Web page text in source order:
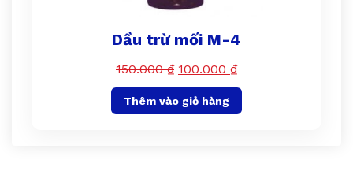
Dầu trừ mối M-4
150.000₫ 100.000 ₫
Thêm vào giỏ hàng